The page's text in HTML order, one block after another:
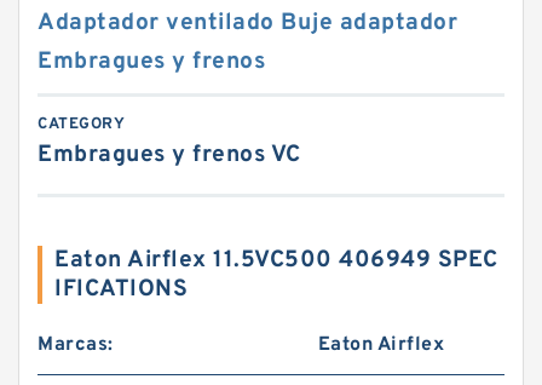
Adaptador ventilado Buje adaptador
Embragues y frenos
CATEGORY
Embragues y frenos VC
Eaton Airflex 11.5VC500 406949 SPEC
IFICATIONS
Marcas: Eaton Airflex